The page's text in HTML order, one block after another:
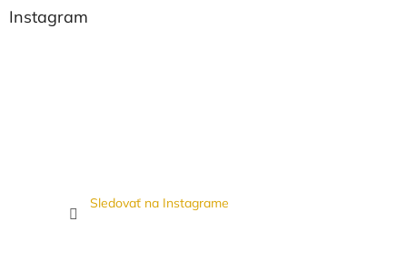
Instagram
Sledovať na Instagrame